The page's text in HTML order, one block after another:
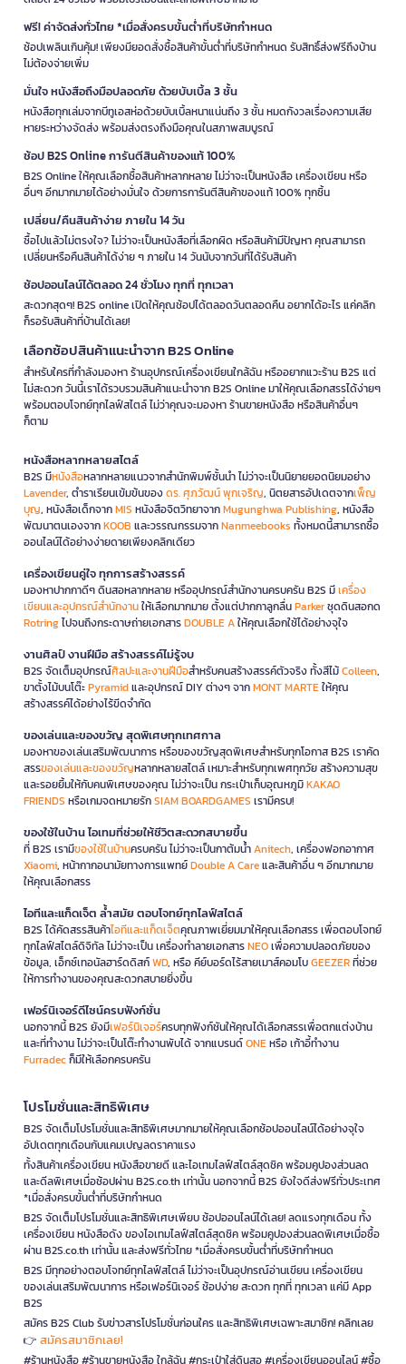
ฟรี! ค่าจัดส่งทั่วไทย *เมื่อสั่งครบขั้นต่ำที่บริษัทกำหนด
ช้อปเพลินเกินคุ้ม! เพียงมียอดสั่งซื้อสินค้าขั้นต่ำที่บริษัทกำหนด รับสิทธิ์ส่งฟรีถึงบ้าน
ไม่ต้องจ่ายเพิ่ม
มั่นใจ หนังสือถึงมือปลอดภัย ด้วยบับเบิ้ล 3 ชั้น
หนังสือทุกเล่มจากบีทูเอสห่อด้วยบับเบิ้ลหนาแน่นถึง 3 ชั้น หมดกังวลเรื่องความเสีย
หายระหว่างจัดส่ง พร้อมส่งตรงถึงมือคุณในสภาพสมบูรณ์
ช้อป B2S Online การันตีสินค้าของแท้ 100%
B2S Online ให้คุณเลือกซื้อสินค้าหลากหลาย ไม่ว่าจะเป็นหนังสือ เครื่องเขียน หรือ
อื่นๆ อีกมากมายได้อย่างมั่นใจ ด้วยการการันตีสินค้าของแท้ 100% ทุกชิ้น
เปลี่ยน/คืนสินค้าง่าย ภายใน 14 วัน
ซื้อไปแล้วไม่ตรงใจ? ไม่ว่าจะเป็นหนังสือที่เลือกผิด หรือสินค้ามีปัญหา คุณสามารถ
เปลี่ยนหรือคืนสินค้าได้ง่าย ๆ ภายใน 14 วันนับจากวันที่ได้รับสินค้า
ช้อปออนไลน์ได้ตลอด 24 ชั่วโมง ทุกที่ ทุกเวลา
สะดวกสุดๆ! B2S online เปิดให้คุณช้อปได้ตลอดวันตลอดคืน อยากได้อะไร แค่คลิก
ก็รอรับสินค้าที่บ้านได้เลย!
เลือกช้อปสินค้าแนะนำจาก B2S Online
สำหรับใครที่กำลังมองหา ร้านอุปกรณ์เครื่องเขียนใกล้ฉัน หรืออยากแวะร้าน B2S แต่
ไม่สะดวก วันนี้เราได้รวบรวมสินค้าแนะนำจาก B2S Online มาให้คุณเลือกสรรได้ง่ายๆ
พร้อมตอบโจทย์ทุกไลฟ์สไตล์ ไม่ว่าคุณจะมองหา ร้านขายหนังสือ หรือสินค้าอื่นๆ
ก็ตาม
หนังสือหลากหลายสไตล์
B2S มีหนังสือหลากหลายแนวจากสำนักพิมพ์ชั้นนำ ไม่ว่าจะเป็นนิยายยอดนิยมอย่าง
Lavender, ตำราเรียนเข้มข้นของดร. ศุภวัฒน์ พุกเจริญ, นิตยสารอัปเดตจากเพ็ญ
บุญ, หนังสือเด็กจากMIS หนังสือจิตวิทยาจากMugunghwa Publishing, หนังสือ
พัฒนาตนเองจากKOOB และวรรณกรรมจากNanmeebooks ทั้งหมดนี้สามารถซื้อ
ออนไลน์ได้อย่างง่ายดายเพียงคลิกเดียว
เครื่องเขียนคู่ใจ ทุกการสร้างสรรค์
มองหาปากกาดีๆ ดินสอหลากหลาย หรืออุปกรณ์สำนักงานครบครัน B2S มีเครื่อง
เขียนและอุปกรณ์สำนักงานให้เลือกมากมาย ตั้งแต่ปากกาลูกลื่นParkerชุดดินสอกด
Rotringไปจนถึงกระดาษถ่ายเอกสารDOUBLE Aให้คุณเลือกใช้ได้อย่างจุใจ
งานศิลป์ งานฝีมือ สร้างสรรค์ไม่รู้จบ
B2S จัดเต็มอุปกรณ์ศิลปะและงานฝีมือสำหรับคนสร้างสรรค์ตัวจริง ทั้งสีไม้Colleen,
ขาตั้งไม้บนโต๊ะPyramidและอุปกรณ์ DIY ต่างๆ จากMONT MARTEให้คุณ
สร้างสรรค์ได้อย่างไร้ขีดจำกัด
ของเล่นและของขวัญ สุดพิเศษทุกเทศกาล
มองหาของเล่นเสริมพัฒนาการ หรือของขวัญสุดพิเศษสำหรับทุกโอกาส B2S เราคัด
สรรของเล่นและของขวัญหลากหลายสไตล์ เหมาะสำหรับทุกเพศทุกวัย สร้างความสุข
และรอยยิ้มให้กับคนพิเศษของคุณ ไม่ว่าจะเป็น กระเป๋าเก็บอุณหภูมิKAKAO
FRIENDS หรือเกมจดหมายรักSIAM BOARDGAMES เรามีครบ!
ของใช้ในบ้าน ไอเทมที่ช่วยให้ชีวิตสะดวกสบายขึ้น
ที่ B2S เรามีของใช้ในบ้านครบครัน ไม่ว่าจะเป็นกาต้มน้ำAnitech, เครื่องฟอกอากาศ
Xiaomi, หน้ากากอนามัยทางการแพทย์Double A Careและสินค้าอื่น ๆ อีกมากมาย
ให้คุณเลือกสรร
ไอทีและแก็ดเจ็ต ล้ำสมัย ตอบโจทย์ทุกไลฟ์สไตล์
B2S ได้คัดสรรสินค้าไอทีและแก็ดเจ็ตคุณภาพเยี่ยมมาให้คุณเลือกสรร เพื่อตอบโจทย์
ทุกไลฟ์สไตล์ดิจิทัล ไม่ว่าจะเป็น เครื่องทำลายเอกสารNEOเพื่อความปลอดภัยของ
ข้อมูล, เอ็กซ์เทอนัลฮาร์ดดิสก์WD, หรือ คีย์บอร์ดไร้สายเมาส์คอมโบGEEZERที่ช่วย
ให้การทำงานของคุณสะดวกสบายยิ่งขึ้น
เฟอร์นิเจอร์ดีไซน์ครบฟังก์ชั่น
นอกจากนี้ B2S ยังมีเฟอร์นิเจอร์ครบทุกฟังก์ชันให้คุณได้เลือกสรรเพื่อตกแต่งบ้าน
และที่ทำงาน ไม่ว่าจะเป็นโต๊ะทำงานพับได้ จากแบรนด์ONEหรือ เก้าอี้ทำงาน
Furradecก็มีให้เลือกครบครัน
โปรโมชั่นและสิทธิพิเศษ
B2S จัดเต็มโปรโมชั่นและสิทธิพิเศษมากมายให้คุณเลือกช้อปออนไลน์ได้อย่างจุใจ
อัปเดตทุกเดือนกับแคมเปญลดราคาแรง
ทั้งสินค้าเครื่องเขียน หนังสือขายดี และไอเทมไลฟ์สไตล์สุดชิค พร้อมคูปองส่วนลด
และดีลพิเศษเมื่อช้อปผ่าน B2S.co.th เท่านั้น นอกจากนี้ B2S ยังใจดีส่งฟรีทั่วประเทศ
*เมื่อสั่งครบขั้นต่ำที่บริษัทกำหนด
B2S จัดเต็มโปรโมชั่นและสิทธิพิเศษเพียบ ช้อปออนไลน์ได้เลย! ลดแรงทุกเดือน ทั้ง
เครื่องเขียน หนังสือดัง ของไอเทมไลฟ์สไตล์สุดชิค พร้อมคูปองส่วนลดพิเศษเมื่อซื้อ
ผ่าน B2S.co.th เท่านั้น และส่งฟรีทั่วไทย *เมื่อสั่งครบขั้นต่ำที่บริษัทกำหนด
B2S มีทุกอย่างตอบโจทย์ทุกไลฟ์สไตล์ ไม่ว่าจะเป็นอุปกรณ์อ่านเขียน เครื่องเขียน
ของเล่นเสริมพัฒนาการ หรือเฟอร์นิเจอร์ ช้อปง่าย สะดวก ทุกที่ ทุกเวลา แค่มี App
B2S
สมัคร B2S Club รับข่าวสารโปรโมชั่นก่อนใคร และสิทธิพิเศษเฉพาะสมาชิก! คลิกเลย
👉 สมัครสมาชิกเลย!
#ร้านหนังสือ #ร้านขายหนังสือ ใกล้ฉัน #กระเป๋าใส่ดินสอ #เครื่องเขียนออนไลน์ #ซื้อ